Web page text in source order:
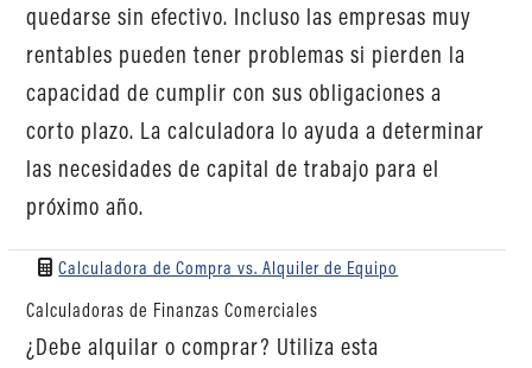
quedarse sin efectivo. Incluso las empresas muy
rentables pueden tener problemas si pierden la
capacidad de cumplir con sus obligaciones a
corto plazo. La calculadora lo ayuda a determinar
las necesidades de capital de trabajo para el
próximo año.
Calculadora de Compra vs. Alquiler de Equipo
Calculadoras de Finanzas Comerciales
¿Debe alquilar o comprar? Utiliza esta